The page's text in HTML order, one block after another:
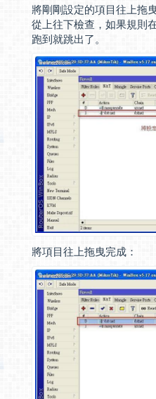
將剛剛設定的項目往上拖
從上往下檢查，如果規則
跑到就跳出了。
將項目往上拖曳完成：